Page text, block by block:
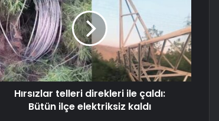
Hırsızlar telleri direkleri ile çaldı:
Bütün ilçe elektriksiz kaldı